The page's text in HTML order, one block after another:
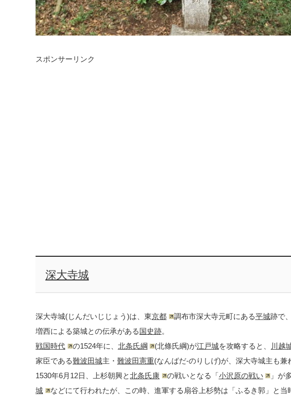
スポンサーリンク
深大寺城
深大寺城(じんだいじじょう)は、東京都 調布市深大寺元町にある平城跡で
増西による築城との伝承がある国史跡。
戦国時代
の1524年に、 北条氏綱 (北條氏綱)が江戸城を攻略すると、 川越
家臣である難波田城主・ 難波田憲重(なんばだ-のりしげ)が、深大寺城主も兼
1530年6月12日、上杉朝興と北条氏康 の戦いとなる「小沢原の戦い 」が
城
などにて行われたが、この時、進軍する扇谷上杉勢は「ふるき郭」と当